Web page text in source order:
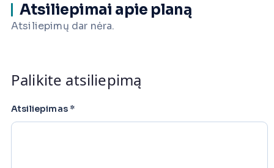
Atsiliepimai apie planą
Atsiliepimų dar nėra.
Palikite atsiliepimą
Atsiliepimas *